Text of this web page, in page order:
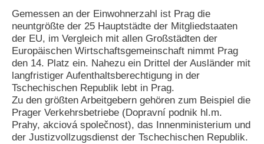
Gemessen an der Einwohnerzahl ist Prag die
neuntgrößte der 25 Hauptstädte der Mitgliedstaaten
der EU, im Vergleich mit allen Großstädten der
Europäischen Wirtschaftsgemeinschaft nimmt Prag
den 14. Platz ein. Nahezu ein Drittel der Ausländer mit
langfristiger Aufenthaltsberechtigung in der
Tschechischen Republik lebt in Prag.
Zu den größten Arbeitgebern gehören zum Beispiel die
Prager Verkehrsbetriebe (Dopravní podnik hl.m.
Prahy, akciová společnost), das Innenministerium und
der Justizvollzugsdienst der Tschechischen Republik.